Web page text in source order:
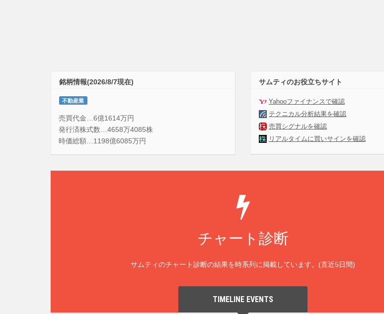
銘柄情報(2026/8/7現在)
不動産業
売買代金…6億1614万円
発行済株式数…4658万4085株
時価総額…1198億6085万円
サムティのお役立ちサイト
Yahooファイナンスで確認
テクニカル分析結果を確認
売買シグナルを確認
リアルタイムに買いサインを確認
チャート診断
サムティのチャート診断の結果を時系列に掲載しています。(直近5日間)
TIMELINE EVENTS